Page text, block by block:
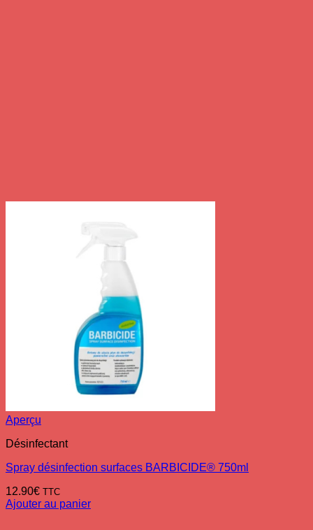
Aperçu
Désinfectant
Spray désinfection surfaces BARBICIDE® 750ml
12.90€ TTC
Ajouter au panier